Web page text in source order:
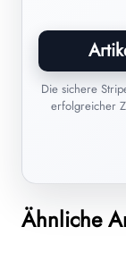
Die sichere
erfolgreicher
Ähnliche
zwischen
23. Juli 2025
18. Juni 2025